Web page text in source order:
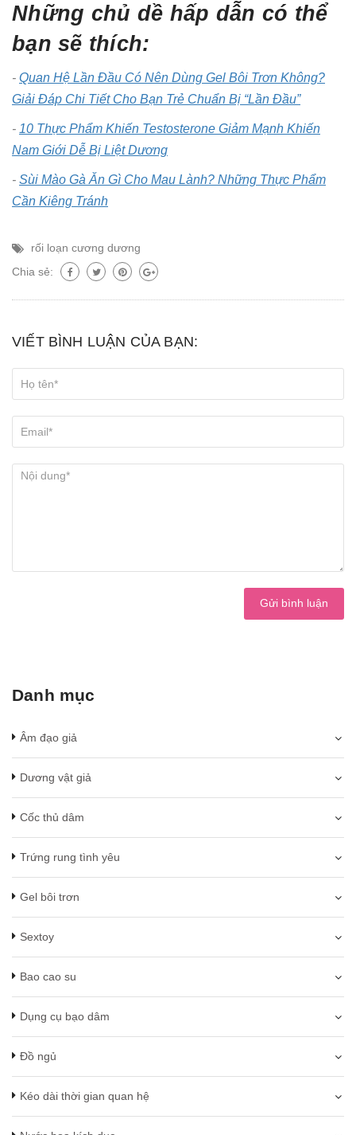
Những chủ dề hấp dẫn có thể
bạn sẽ thích:
- Quan Hệ Lần Đầu Có Nên Dùng Gel Bôi Trơn Không?
Giải Đáp Chi Tiết Cho Bạn Trẻ Chuẩn Bị “Lần Đầu”
- 10 Thực Phẩm Khiến Testosterone Giảm Mạnh Khiến
Nam Giới Dễ Bị Liệt Dương
- Sùi Mào Gà Ăn Gì Cho Mau Lành? Những Thực Phẩm
Cần Kiêng Tránh
rối loạn cương dương
Chia sẻ:
VIẾT BÌNH LUẬN CỦA BẠN:
Gửi bình luận
Danh mục
Âm đạo giả
Dương vật giả
Cốc thủ dâm
Trứng rung tình yêu
Gel bôi trơn
Sextoy
Bao cao su
Dụng cụ bạo dâm
Đồ ngủ
Kéo dài thời gian quan hệ